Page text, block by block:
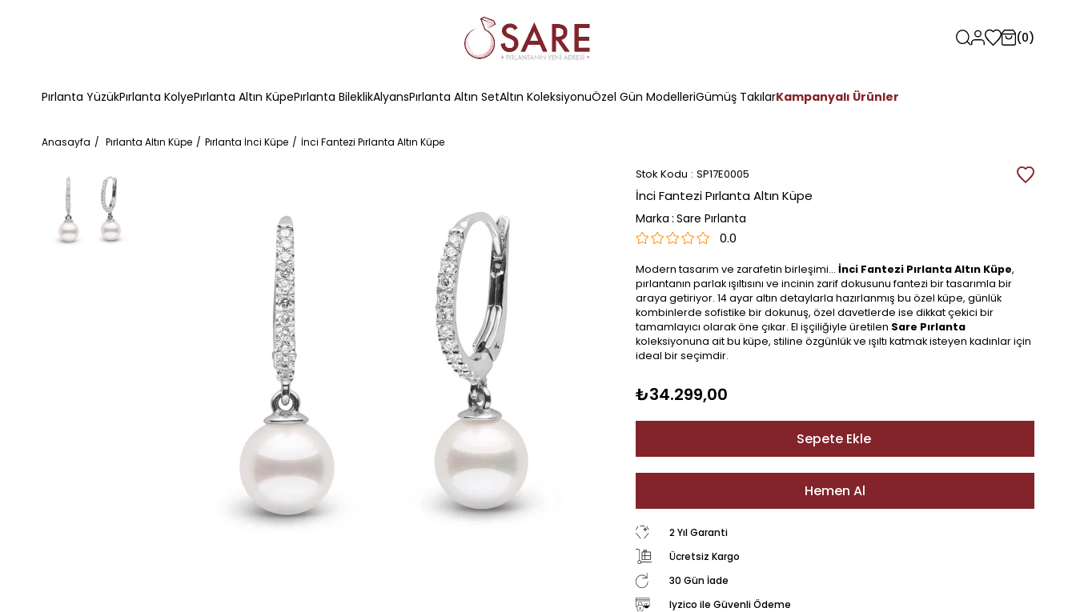
0
Pırlanta YüzükPırlanta KolyePırlanta Altın KüpePırlanta BileklikAlyansPırlanta Altın SetAltın KoleksiyonuÖzel Gün ModelleriGümüş TakılarKampanyalı Ürünler
Anasayfa Pırlanta Altın Küpe Pırlanta İnci Küpe İnci Fantezi Pırlanta Altın Küpe
Stok Kodu SP17E0005
İnci Fantezi Pırlanta Altın Küpe
Marka : Sare Pırlanta
0.0
Modern tasarım ve zarafetin birleşimi… İnci Fantezi Pırlanta Altın Küpe,
pırlantanın parlak ışıltısını ve incinin zarif dokusunu fantezi bir tasarımla bir
araya getiriyor. 14 ayar altın detaylarla hazırlanmış bu özel küpe, günlük
kombinlerde sofistike bir dokunuş, özel davetlerde ise dikkat çekici bir
tamamlayıcı olarak öne çıkar. El işçiliğiyle üretilen Sare Pırlanta
koleksiyonuna ait bu küpe, stiline özgünlük ve ışıltı katmak isteyen kadınlar için
ideal bir seçimdir.
₺34.299,00
2 Yıl Garanti
Ücretsiz Kargo
30 Gün İade
Iyzico ile Güvenli Ödeme